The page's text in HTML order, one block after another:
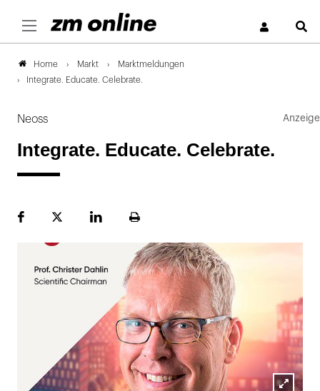
Home Markt
Marktmeldungen
Integrate. Educate. Celebrate.
Neoss
Integrate. Educate. Celebrate.
FacebookPlattformLinekdInSeite